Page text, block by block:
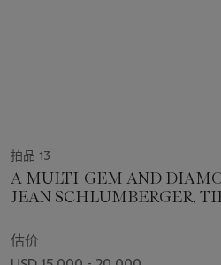
拍品 13
A MULTI-GEM AND
JEAN SCHLUMBERGER,
估价